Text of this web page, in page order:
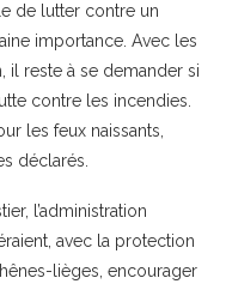
de lutter contre un
importance. Avec les
il reste à se demander si
contre les incendies.
les feux naissants,
déclarés.
l’administration
avec la protection
lièges, encourager